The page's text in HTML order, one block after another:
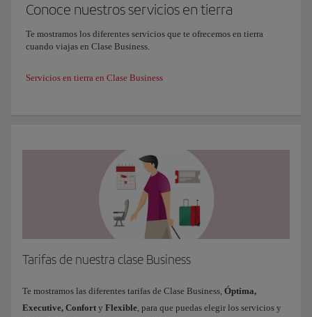
Conoce nuestros servicios en tierra
Te mostramos los diferentes servicios que te ofrecemos en tierra
cuando viajas en Clase Business.
Servicios en tierra en Clase Business
Tarifas de nuestra clase Business
Te mostramos las diferentes tarifas de Clase Business, Óptima,
Executive, Confort y Flexible, para que puedas elegir los servicios y